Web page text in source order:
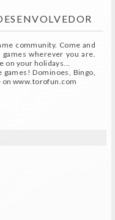
community. Come and
wherever you are.
on your holidays...
Dominoes, Bingo,
on www.torofun.com